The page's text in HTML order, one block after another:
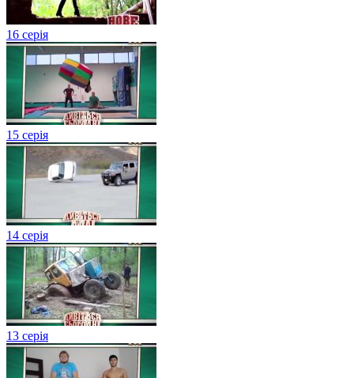
16 серія
15 серія
14 серія
13 серія